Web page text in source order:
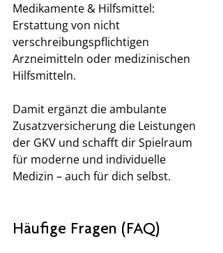
Medikamente & Hilfsmittel:
Erstattung von nicht
verschreibungspflichtigen
Arzneimitteln oder medizinischen
Hilfsmitteln.
Damit ergänzt die ambulante
Zusatzversicherung die Leistungen
der GKV und schafft dir Spielraum
für moderne und individuelle
Medizin – auch für dich selbst.
Häufige Fragen (FAQ)